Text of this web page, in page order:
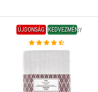
ÚJDONSÁG KEDVEZMÉNY